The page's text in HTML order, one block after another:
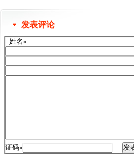
发表评论
姓名»
证码»